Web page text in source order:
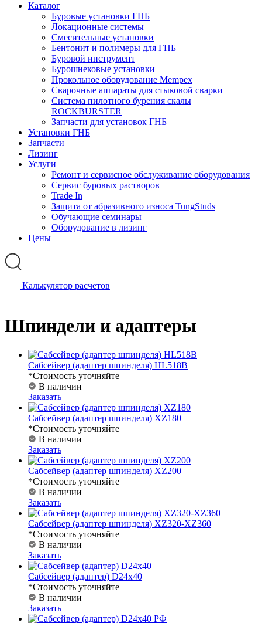
Каталог
Буровые установки ГНБ
Локационные системы
Смесительные установки
Бентонит и полимеры для ГНБ
Буровой инструмент
Бурошнековые установки
Прокольное оборудование Mempex
Сварочные аппараты для стыковой сварки
Система пилотного бурения скалы
ROCKBURSTER
Запчасти для установок ГНБ
Установки ГНБ
Запчасти
Лизинг
Услуги
Ремонт и сервисное обслуживание оборудования
Сервис буровых растворов
Trade In
Защита от абразивного износа TungStuds
Обучающие семинары
Оборудование в лизинг
Цены
Калькулятор расчетов
Шпиндели и адаптеры
Сабсейвер (адаптер шпинделя) HL518B
*Стоимость уточняйте
В наличии
Заказать
Сабсейвер (адаптер шпинделя) XZ180
*Стоимость уточняйте
В наличии
Заказать
Сабсейвер (адаптер шпинделя) XZ200
*Стоимость уточняйте
В наличии
Заказать
Сабсейвер (адаптер шпинделя) XZ320-XZ360
*Стоимость уточняйте
В наличии
Заказать
Сабсейвер (адаптер) D24х40
*Стоимость уточняйте
В наличии
Заказать